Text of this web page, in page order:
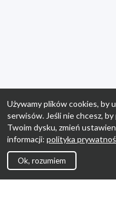
Używamy plików cookies, by
serwisów. Jeśli nie chcesz,
Twoim dysku, zmień
informacji: polityka
Ok, rozumiem